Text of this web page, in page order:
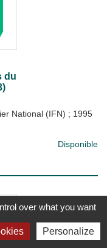
du
National (IFN) ; 1995
Disponible
over what you want
Personalize